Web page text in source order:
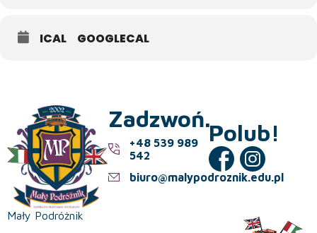
ICAL GOOGLECAL
Mały Podróżnik
Zadzwoń.
+48 539 989
542
biuro@malypodroznik.edu.pl
Polub!